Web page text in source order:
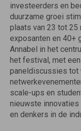
investeerders en
duurzame groei
plaats van 23 tot 25
exposanten en 40+
Annabel in het
het festival, met
paneldiscussies tot
scale-ups en
nieuwste innovaties
en denkers in de